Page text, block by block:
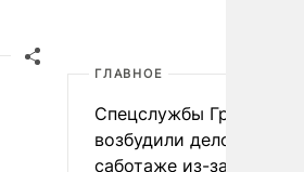
ГЛАВНОЕ
Спецслужбы Грузии
возбудили дело о
саботаже из-за фейков